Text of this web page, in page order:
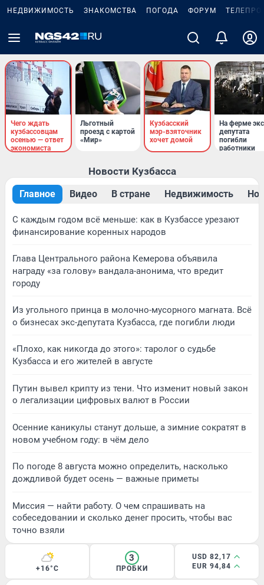
НЕДВИЖИМОСТЬ ЗНАКОМСТВА ПОГОДА ФОРУМ
Чего ждать
кузбассовцам
осенью — ответ
экономиста
Льготный
проезд с картой
«Мир»
Кузбасский
мэр-взяточник
хочет домой
На ферме
депутата
погибли
работники
Новости Кузбасса
Главное Видео В стране Недвижимость
С каждым годом всё меньше: как в Кузбассе урезают
финансирование коренных народов
Глава Центрального района Кемерова объявила
награду «за голову» вандала-анонима, что вредит
городу
Из угольного принца в молочно-мусорного магната. Всё
о бизнесах экс-депутата Кузбасса, где погибли люди
«Плохо, как никогда до этого»: таролог о судьбе
Кузбасса и его жителей в августе
Путин вывел крипту из тени. Что изменит новый закон
о легализации цифровых валют в России
Осенние каникулы станут дольше, а зимние сократят в
новом учебном году: в чём дело
По погоде 8 августа можно определить, насколько
дождливой будет осень — важные приметы
Миссия — найти работу. О чем спрашивать на
собеседовании и сколько денег просить, чтобы вас
точно взяли
+16°C
3
ПРОБКИ
USD 82,17
EUR 94,84